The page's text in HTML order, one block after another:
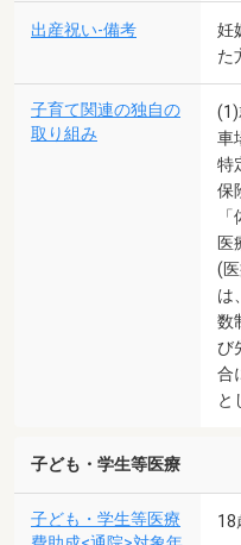
出産祝い-備考
妊
た
子育て関連の独自の
取り組み
(1)
車
特
保
医
(
は
数
び
合
と
子ども・学生等医療
子ども・学生等医療
18